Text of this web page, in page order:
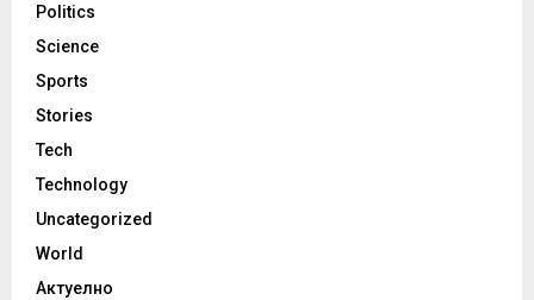
Politics
Science
Sports
Stories
Tech
Technology
Uncategorized
World
Актуелно